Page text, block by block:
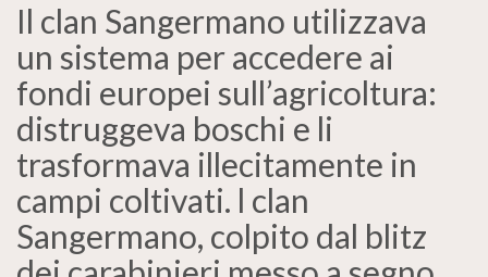
Il clan Sangermano utilizzava
un sistema per accedere ai
fondi europei sull’agricoltura:
distruggeva boschi e li
trasformava illecitamente in
campi coltivati. l clan
Sangermano, colpito dal blitz